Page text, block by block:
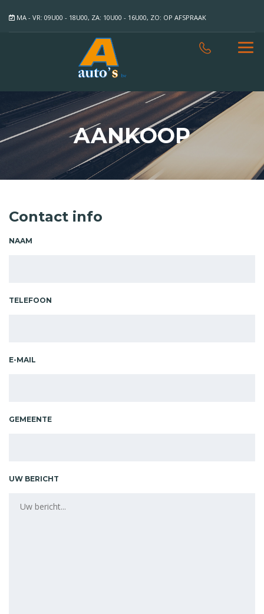
MA - VR: 09U00 - 18U00, ZA: 10U00 - 16U00, ZO: OP AFSPRAAK
AANKOOP
Contact info
NAAM
TELEFOON
E-MAIL
GEMEENTE
UW BERICHT